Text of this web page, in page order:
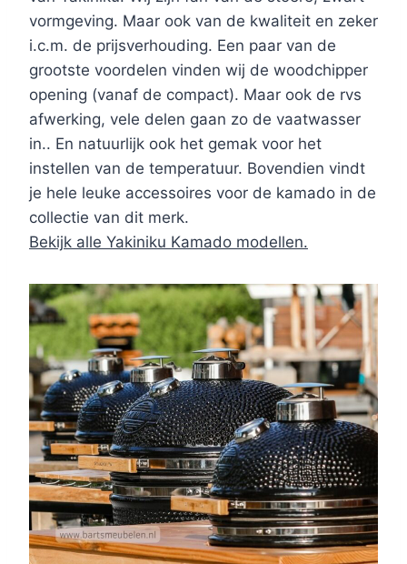
vormgeving. Maar ook van de kwaliteit en zeker
i.c.m. de prijsverhouding. Een paar van de
grootste voordelen vinden wij de woodchipper
opening (vanaf de compact). Maar ook de rvs
afwerking, vele delen gaan zo de vaatwasser
in.. En natuurlijk ook het gemak voor het
instellen van de temperatuur. Bovendien vindt
je hele leuke accessoires voor de kamado in de
collectie van dit merk.
Bekijk alle Yakiniku Kamado modellen.